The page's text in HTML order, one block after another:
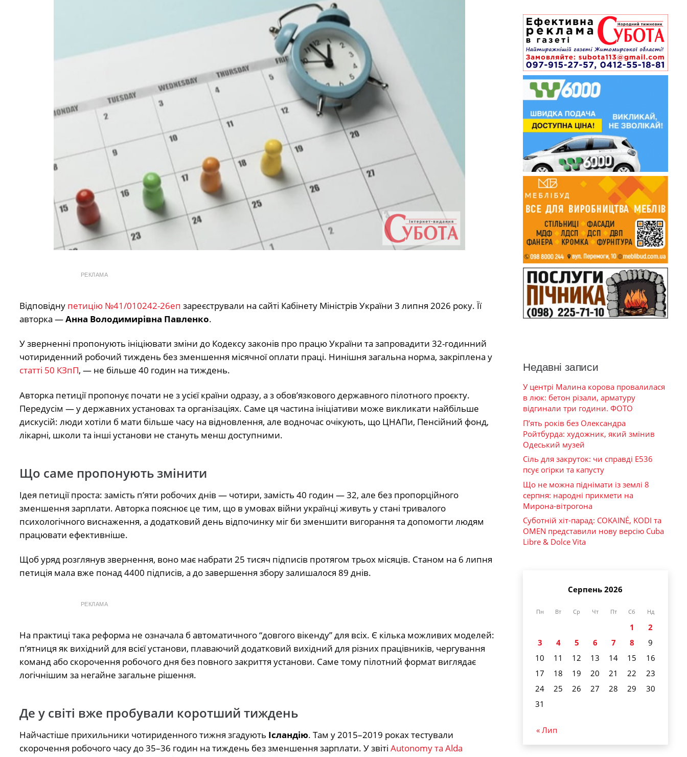
РЕКЛАМА
Відповідну петицію №41/010242-26еп зареєстрували на сайті Кабінету Міністрів України 3 липня 2026 року. Її
авторка —Анна Володимирівна Павленко.
У зверненні пропонують ініціювати зміни до Кодексу законів про працю України та запровадити 32-годинний
чотириденний робочий тиждень без зменшення місячної оплати праці. Нинішня загальна норма, закріплена у
статті 50 КЗпП, — не більше 40 годин на тиждень.
Авторка петиції пропонує почати не з усієї країни одразу, а з обов’язкового державного пілотного проєкту.
Передусім — у державних установах та організаціях. Саме ця частина ініціативи може викликати найбільше
дискусій: люди хотіли б мати більше часу на відновлення, але водночас очікують, що ЦНАПи, Пенсійний фонд,
лікарні, школи та інші установи не стануть менш доступними.
Що саме пропонують змінити
Ідея петиції проста: замість п’яти робочих днів — чотири, замість 40 годин — 32, але без пропорційного
зменшення зарплати. Авторка пояснює це тим, що в умовах війни українці живуть у стані тривалого
психологічного виснаження, а додатковий день відпочинку міг би зменшити вигорання та допомогти людям
працювати ефективніше.
Щоб уряд розглянув звернення, воно має набрати 25 тисяч підписів протягом трьох місяців. Станом на 6 липня
петиція мала вже понад 4400 підписів, а до завершення збору залишалося 89 днів.
РЕКЛАМА
На практиці така реформа не означала б автоматичного “довгого вікенду” для всіх. Є кілька можливих моделей:
п’ятниця як вихідний для всієї установи, плаваючий додатковий вихідний для різних працівників, чергування
команд або скорочення робочого дня без повного закриття установи. Саме тому пілотний формат виглядає
логічнішим за негайне загальне рішення.
Де у світі вже пробували коротший тиждень
Найчастіше прихильники чотириденного тижня згадують Ісландію. Там у 2015–2019 роках тестували
скорочення робочого часу до 35–36 годин на тиждень без зменшення зарплати. У звіті Autonomy та Alda
Недавні записи
У центрі Малина корова провалилася
в люк: бетон різали, арматуру
відгинали три години. ФОТО
П’ять років без Олександра
Ройтбурда: художник, який змінив
Одеський музей
Сіль для закруток: чи справді Е536
псує огірки та капусту
Що не можна піднімати із землі 8
серпня: народні прикмети на
Мирона-вітрогона
Суботній хіт-парад: COKAINÉ, KODI та
OMEN представили нову версію Cuba
Libre & Dolce Vita
Серпень 2026
Пн Вт Ср Чт Пт Сб Нд
1
2
3
4 5 6 7 8
9
10
11 12 13 14 15
16
17
18 19 20 21 22
23
24
25 26 27 28 29
30
31
« Лип